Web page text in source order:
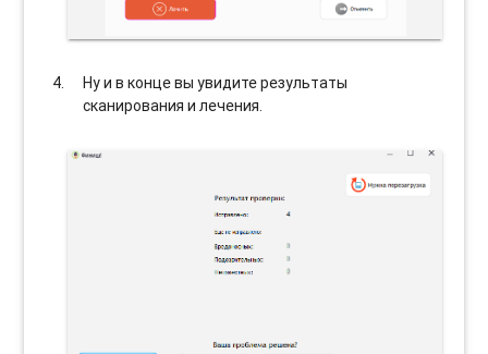
Ну и в конце вы увидите результаты
сканирования и лечения.